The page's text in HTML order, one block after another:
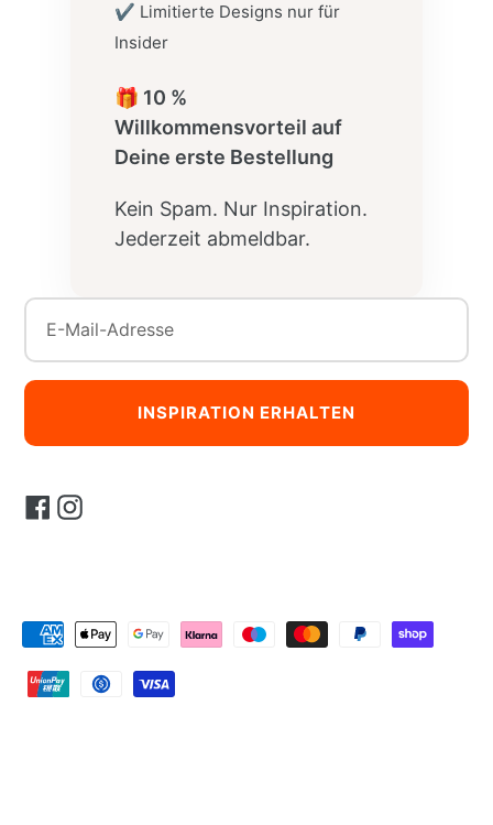
✔ Limitierte Designs nur für
Insider
🎁 10 %
Willkommensvorteil auf
Deine erste Bestellung
Kein Spam. Nur Inspiration.
Jederzeit abmeldbar.
INSPIRATION ERHALTEN